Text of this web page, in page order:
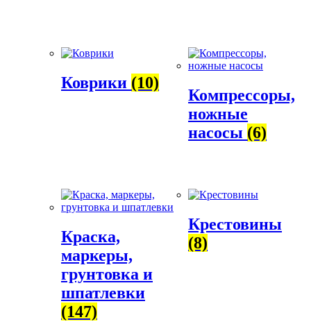
Коврики (10)
Компрессоры,
ножные
насосы (6)
Краска,
маркеры,
грунтовка и
шпатлевки
(147)
Крестовины
(8)